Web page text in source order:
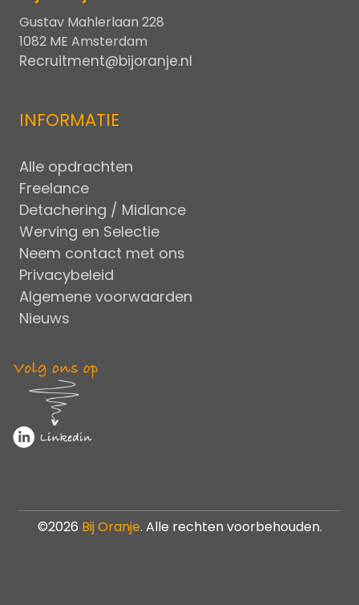
Gustav Mahlerlaan 228
1082 ME Amsterdam
Recruitment@bijoranje.nl
INFORMATIE
Alle opdrachten
Freelance
Detachering / Midlance
Werving en Selectie
Neem contact met ons
Privacybeleid
Algemene voorwaarden
Nieuws
©2026 Bij Oranje. Alle rechten voorbehouden.